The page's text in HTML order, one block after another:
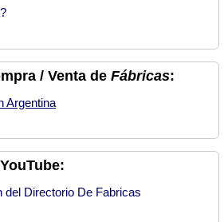
/ Venta de Fábricas:
Argentina
del Directorio De Fabricas